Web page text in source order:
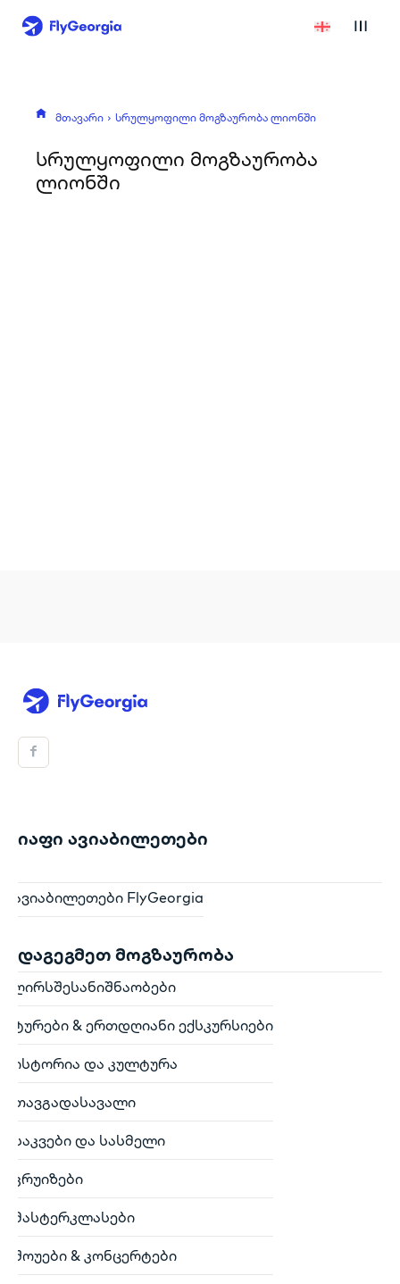
მთავარი სრულყოფილი მოგზაურობა ლიონში
სრულყოფილი მოგზაურობა
ლიონში
იაფი ავიაბილეთები
ავიაბილეთები FlyGeorgia
დაგეგმეთ მოგზაურობა
ღირსშესანიშნაობები
ტურები & ერთდღიანი ექსკურსიები
ისტორია და კულტურა
თავგადასავალი
საკვები და სასმელი
კრუიზები
მასტერკლასები
შოუები & კონცერტები